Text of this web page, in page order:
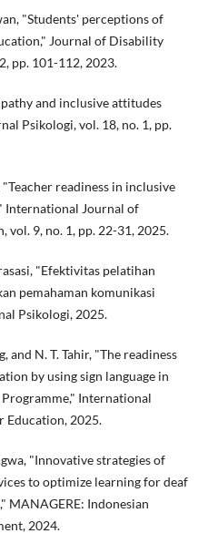
"Students' perceptions of
Journal of Disability
pp. 101-112, 2023.
and inclusive attitudes
Psikologi, vol. 18, no. 1, pp.
readiness in inclusive
International Journal of
vol. 9, no. 1, pp. 22-31, 2025.
"Efektivitas pelatihan
pemahaman komunikasi
Psikologi, 2025.
and N. T. Tahir, "The readiness
by using sign language in
International
Education, 2025.
"Innovative strategies of
to optimize learning for deaf
MANAGERE: Indonesian
2024.